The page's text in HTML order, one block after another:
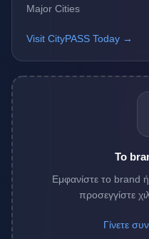
Major Cities
Visit CityPASS Today →
Το
Εμφανίστε το brand
προσεγγίστε
Γίνετε